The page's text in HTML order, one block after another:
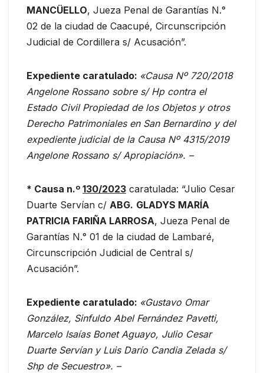
MANCÜELLO, Jueza Penal de Garantías N.°
02 de la ciudad de Caacupé, Circunscripción
Judicial de Cordillera s/ Acusación”.
Expediente caratulado: «Causa Nº 720/2018
Angelone Rossano sobre s/ Hp contra el
Estado Civil Propiedad de los Objetos y otros
Derecho Patrimoniales en San Bernardino y del
expediente judicial de la Causa Nº 4315/2019
Angelone Rossano s/ Apropiación». –
* Causa n.º 130/2023 caratulada: “Julio Cesar
Duarte Servían c/ ABG. GLADYS MARÍA
PATRICIA FARIÑA LARROSA, Jueza Penal de
Garantías N.° 01 de la ciudad de Lambaré,
Circunscripción Judicial de Central s/
Acusación”.
Expediente caratulado: «Gustavo Omar
González, Sinfuldo Abel Fernández Pavetti,
Marcelo Isaías Bonet Aguayo, Julio Cesar
Duarte Servían y Luis Darío Candia Zelada s/
Shp de Secuestro». –